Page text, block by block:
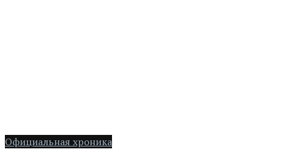
Официальная хроника